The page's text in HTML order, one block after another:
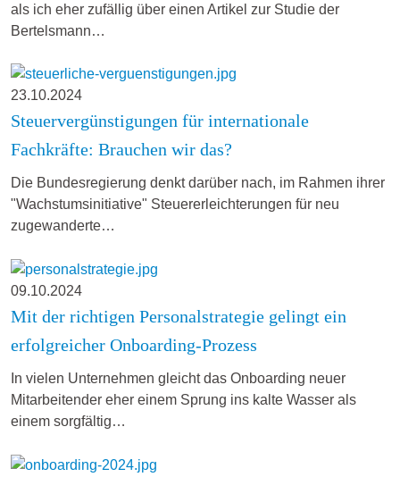
als ich eher zufällig über einen Artikel zur Studie der
Bertelsmann…
23.10.2024
Steuervergünstigungen für internationale
Fachkräfte: Brauchen wir das?
Die Bundesregierung denkt darüber nach, im Rahmen ihrer
"Wachstumsinitiative" Steuererleichterungen für neu
zugewanderte…
09.10.2024
Mit der richtigen Personalstrategie gelingt ein
erfolgreicher Onboarding-Prozess
In vielen Unternehmen gleicht das Onboarding neuer
Mitarbeitender eher einem Sprung ins kalte Wasser als
einem sorgfältig…